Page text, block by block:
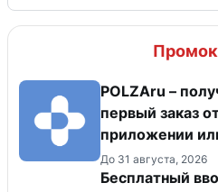
POLZAru –
первый заказ
приложении
До 31 августа, 2026
Бесплатный